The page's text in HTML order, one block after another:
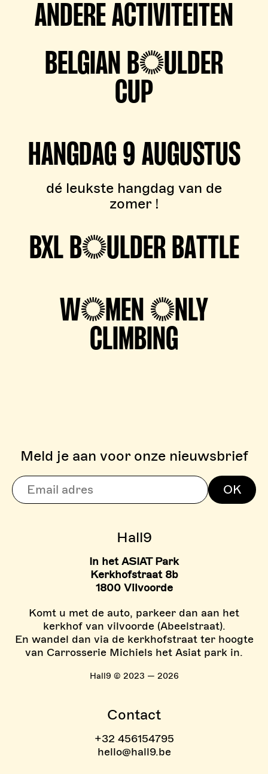
ANDERE ACTIVITEITEN
BELGIAN BOULDER
CUP
HANGDAG 9 AUGUSTUS
dé leukste hangdag van de
zomer !
BXL BOULDER BATTLE
WOMEN ONLY
CLIMBING
> BOULDERZONE
> TARIEVEN BOULDER
Hall9
In het ASIAT Park
Kerkhofstraat 8b
1800 Vilvoorde
Komt u met de auto, parkeer dan aan het
kerkhof van vilvoorde (Abeelstraat).
En wandel dan via de kerkhofstraat ter hoogte
van Carrosserie Michiels het Asiat park in.
Hall9 © 2023 — 2026
Contact
+32 456154795
hello@hall9.be
Meld je aan voor onze nieuwsbrief
OK